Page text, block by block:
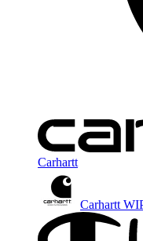
Carhartt
Carhartt